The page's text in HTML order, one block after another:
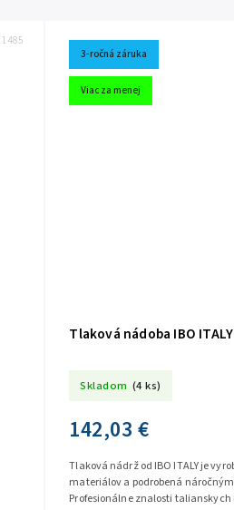
3-ročná záruka
Viac za menej
Tlaková nádoba IBO
Skladom (4 ks)
142,03 €
Tlaková nádrž od IBO ITALY je
materiálov a podrobená
Profesionálne znalosti